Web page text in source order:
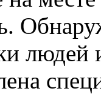
людей